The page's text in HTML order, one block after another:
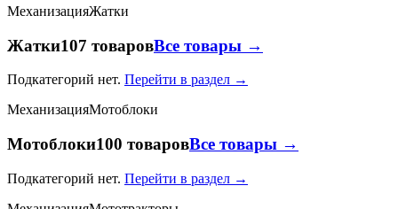
МеханизацияЖатки
Жатки107 товаровВсе товары →
Подкатегорий нет. Перейти в раздел →
МеханизацияМотоблоки
Мотоблоки100 товаровВсе товары →
Подкатегорий нет. Перейти в раздел →